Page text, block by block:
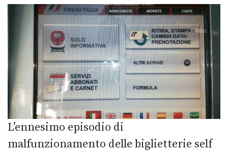
L’ennesimo episodio di
malfunzionamento delle biglietterie self